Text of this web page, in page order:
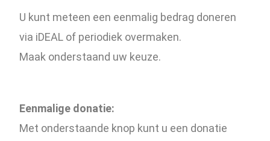
U kunt meteen een eenmalig bedrag doneren
via iDEAL of periodiek overmaken.
Maak onderstaand uw keuze.
Eenmalige donatie:
Met onderstaande knop kunt u een donatie